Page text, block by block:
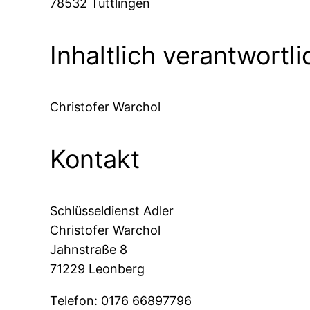
78532 Tuttlingen
Inhaltlich
Christofer Warchol
Kontakt
Schlüsseldienst Adler
Christofer Warchol
Jahnstraße 8
71229 Leonberg
Telefon: 0176 66897796